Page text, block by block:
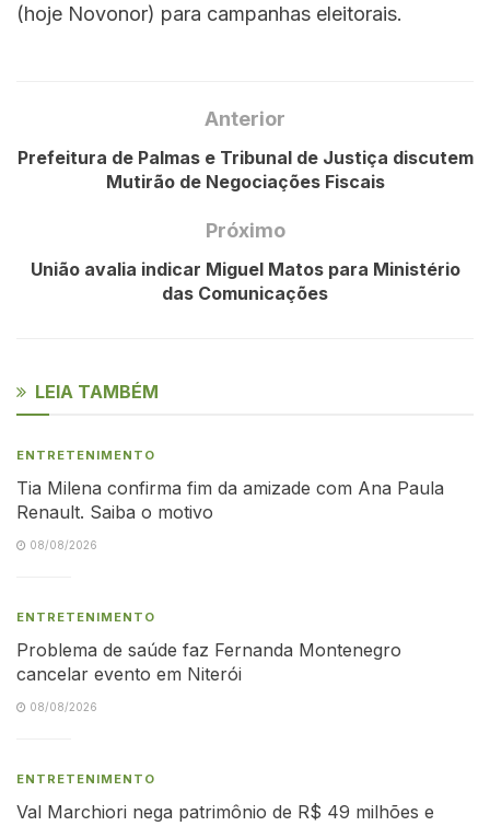
(hoje Novonor) para campanhas eleitorais.
Anterior
Prefeitura de Palmas e Tribunal de Justiça discutem
Mutirão de Negociações Fiscais
Próximo
União avalia indicar Miguel Matos para Ministério
das Comunicações
LEIA TAMBÉM
ENTRETENIMENTO
Tia Milena confirma fim da amizade com Ana Paula
Renault. Saiba o motivo
08/08/2026
ENTRETENIMENTO
Problema de saúde faz Fernanda Montenegro
cancelar evento em Niterói
08/08/2026
ENTRETENIMENTO
Val Marchiori nega patrimônio de R$ 49 milhões e